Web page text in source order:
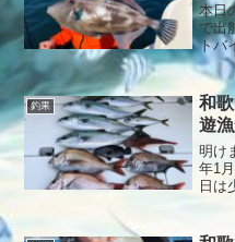
本日
で出
トバ
よ本
釣果
和
遊
明け
年1
日は
ト
イム